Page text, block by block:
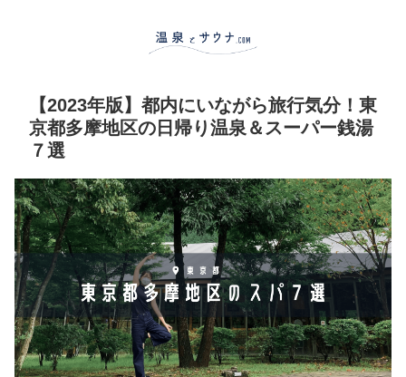
【2023年版】都内にいながら旅行気分！東
京都多摩地区の日帰り温泉＆スーパー銭湯
７選